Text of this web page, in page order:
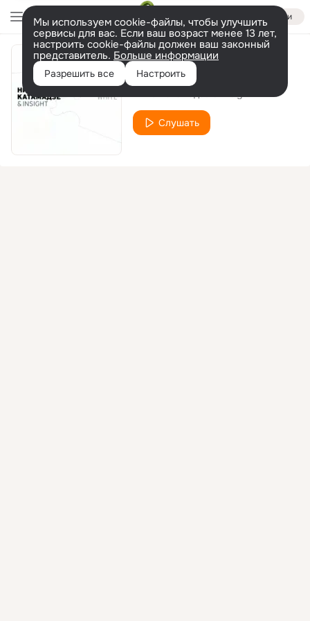
Войти
Мы используем cookie-файлы, чтобы улучшить
сервисы для вас. Если ваш возраст менее 13 лет,
настроить cookie-файлы должен ваш законный
представитель. Больше информации
Разрешить все Настроить
One Night Blues
Слушать